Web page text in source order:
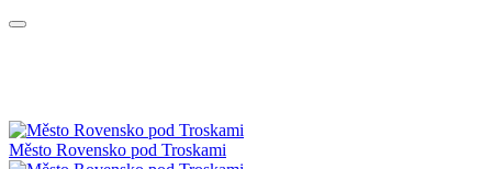
Město Rovensko pod Troskami